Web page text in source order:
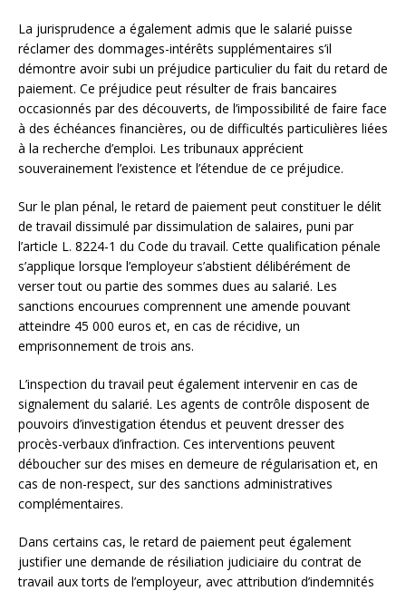
La jurisprudence a également admis que le salarié puisse
réclamer des dommages-intérêts supplémentaires s’il
démontre avoir subi un préjudice particulier du fait du retard de
paiement. Ce préjudice peut résulter de frais bancaires
occasionnés par des découverts, de l’impossibilité de faire face
à des échéances financières, ou de difficultés particulières liées
à la recherche d’emploi. Les tribunaux apprécient
souverainement l’existence et l’étendue de ce préjudice.
Sur le plan pénal, le retard de paiement peut constituer le délit
de travail dissimulé par dissimulation de salaires, puni par
l’article L. 8224-1 du Code du travail. Cette qualification pénale
s’applique lorsque l’employeur s’abstient délibérément de
verser tout ou partie des sommes dues au salarié. Les
sanctions encourues comprennent une amende pouvant
atteindre 45 000 euros et, en cas de récidive, un
emprisonnement de trois ans.
L’inspection du travail peut également intervenir en cas de
signalement du salarié. Les agents de contrôle disposent de
pouvoirs d’investigation étendus et peuvent dresser des
procès-verbaux d’infraction. Ces interventions peuvent
déboucher sur des mises en demeure de régularisation et, en
cas de non-respect, sur des sanctions administratives
complémentaires.
Dans certains cas, le retard de paiement peut également
justifier une demande de résiliation judiciaire du contrat de
travail aux torts de l’employeur, avec attribution d’indemnités